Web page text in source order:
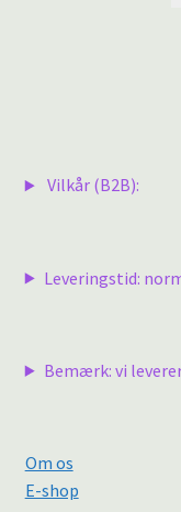
Vilkår (B2B):
Leveringstid:
Bemærk: vi
Om os
E-shop